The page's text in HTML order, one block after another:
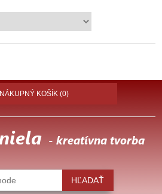
NÁKUPNÝ KOŠÍK (0)